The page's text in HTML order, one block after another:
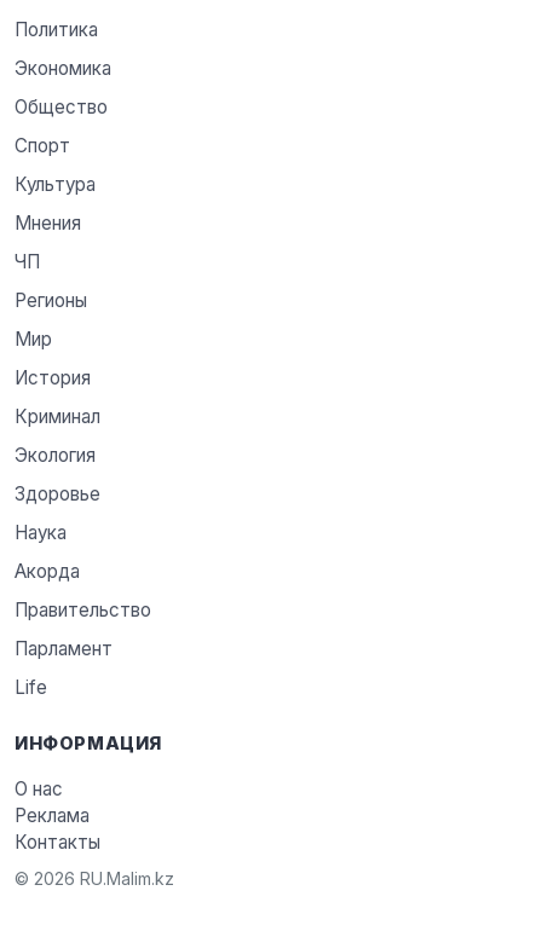
Политика
Экономика
Общество
Спорт
Культура
Мнения
ЧП
Регионы
Мир
История
Криминал
Экология
Здоровье
Наука
Акорда
Правительство
Парламент
Life
ИНФОРМАЦИЯ
О нас
Реклама
Контакты
© 2026 RU.Malim.kz